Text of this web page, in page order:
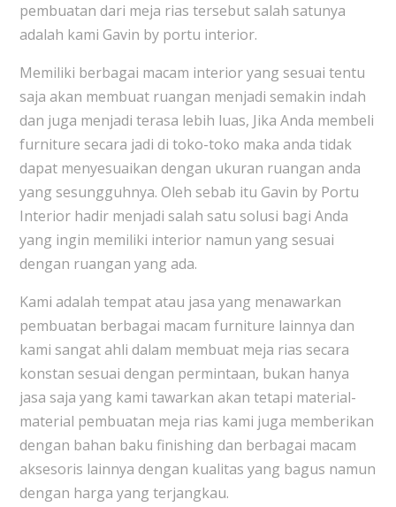
pembuatan dari meja rias tersebut salah satunya
adalah kami Gavin by portu interior.
Memiliki berbagai macam interior yang sesuai tentu
saja akan membuat ruangan menjadi semakin indah
dan juga menjadi terasa lebih luas, Jika Anda membeli
furniture secara jadi di toko-toko maka anda tidak
dapat menyesuaikan dengan ukuran ruangan anda
yang sesungguhnya. Oleh sebab itu Gavin by Portu
Interior hadir menjadi salah satu solusi bagi Anda
yang ingin memiliki interior namun yang sesuai
dengan ruangan yang ada.
Kami adalah tempat atau jasa yang menawarkan
pembuatan berbagai macam furniture lainnya dan
kami sangat ahli dalam membuat meja rias secara
konstan sesuai dengan permintaan, bukan hanya
jasa saja yang kami tawarkan akan tetapi material-
material pembuatan meja rias kami juga memberikan
dengan bahan baku finishing dan berbagai macam
aksesoris lainnya dengan kualitas yang bagus namun
dengan harga yang terjangkau.